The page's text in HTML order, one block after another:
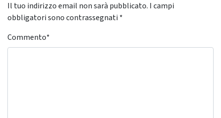
Il tuo indirizzo email non sarà pubblicato. I campi
obbligatori sono contrassegnati *
Commento*